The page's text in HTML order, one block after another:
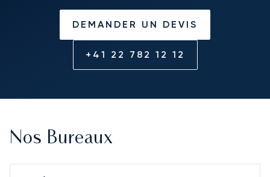
DEMANDER UN DEVIS
+41 22 782 12 12
Nos Bureaux